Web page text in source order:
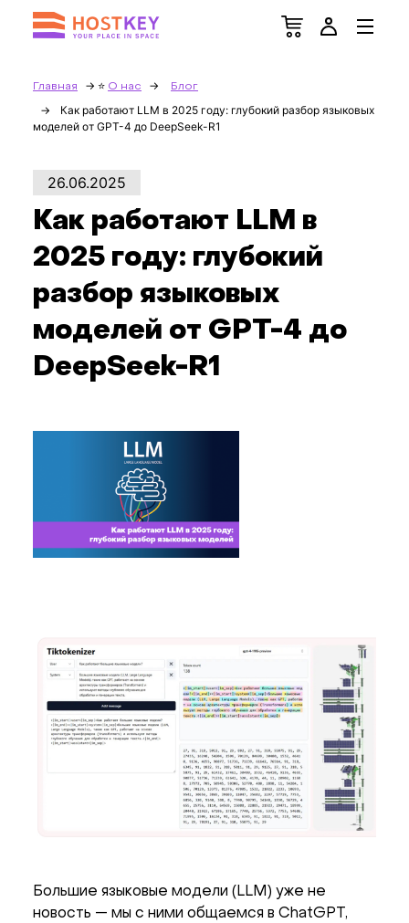
Главная О нас Блог
Как работают LLM в 2025 году: глубокий разбор языковых
моделей от GPT-4 до DeepSeek-R1
26.06.2025
Как работают LLM в
2025 году: глубокий
разбор языковых
моделей от GPT-4 до
DeepSeek-R1
Большие языковые модели (LLM) уже не
новость — мы с ними общаемся в ChatGPT,